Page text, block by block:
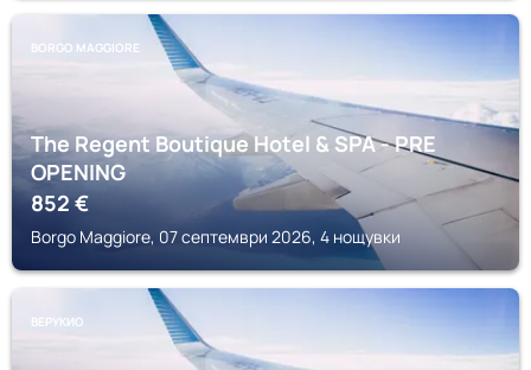
BORGO MAGGIORE
The Regent Boutique Hotel & SPA - PRE
OPENING
852€
Borgo Maggiore, 07 септември 2026, 4 нощувки
ВЕРУКИО